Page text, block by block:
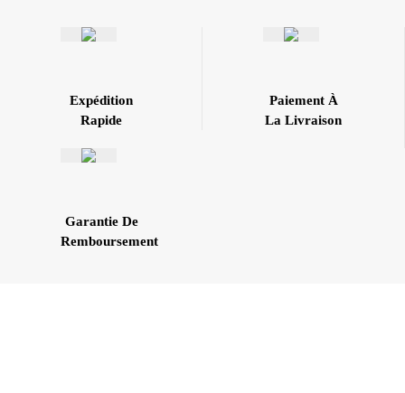
Paiement À
La Livraison
Expédition
Rapide
Garantie De
Remboursement